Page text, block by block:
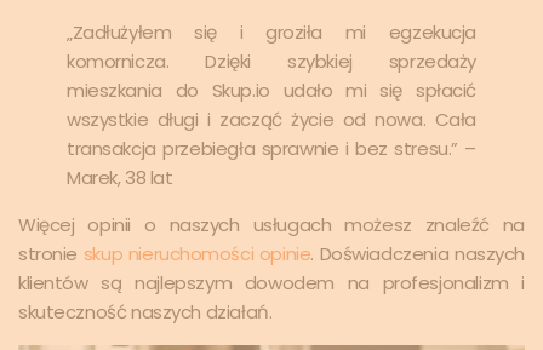
„Zadłużyłem się i groziła mi egzekucja
komornicza. Dzięki szybkiej sprzedaży
mieszkania do Skup.io udało mi się spłacić
wszystkie długi i zacząć życie od nowa. Cała
transakcja przebiegła sprawnie i bez stresu.” –
Marek, 38 lat
Więcej opinii o naszych usługach możesz znaleźć na
stronie skup nieruchomości opinie. Doświadczenia naszych
klientów są najlepszym dowodem na profesjonalizm i
skuteczność naszych działań.